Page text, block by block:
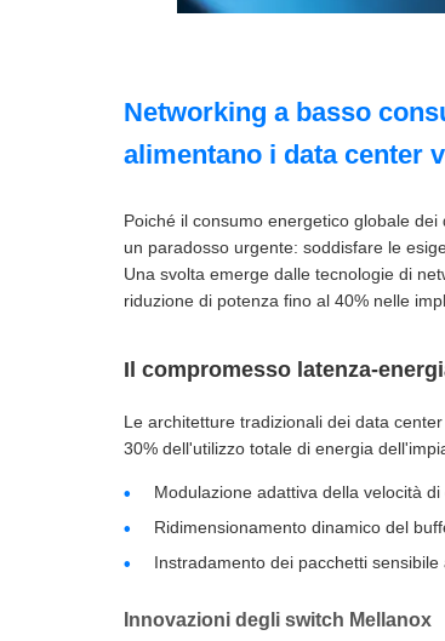
Networking a basso
alimentano i data center
Poiché il consumo energetico globale
un paradosso urgente: soddisfare le
Una svolta emerge dalle tecnologie di
riduzione di potenza fino al 40% nelle
Il compromesso latenza-
Le architetture tradizionali dei data
30% dell'utilizzo totale di energia
Modulazione adattiva della velocità
Ridimensionamento dinamico del
Instradamento dei pacchetti
Innovazioni degli switch Mellanox